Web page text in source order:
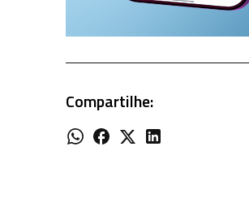
Compartilhe: